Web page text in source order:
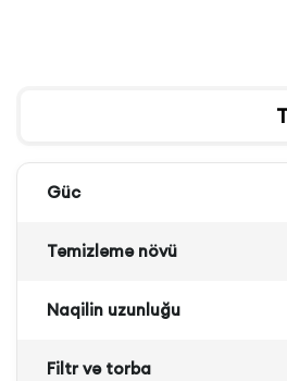
Güc
Təmizləmə növü
Naqilin uzunluğu
Filtr və torba